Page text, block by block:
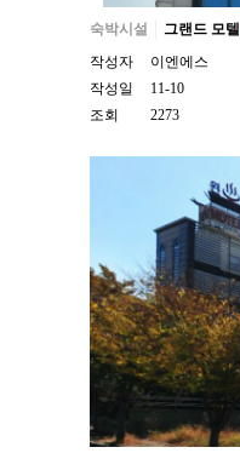
숙박시설
그랜드 모텔
작성자
이엔에스
작성일
11-10
조회
2273